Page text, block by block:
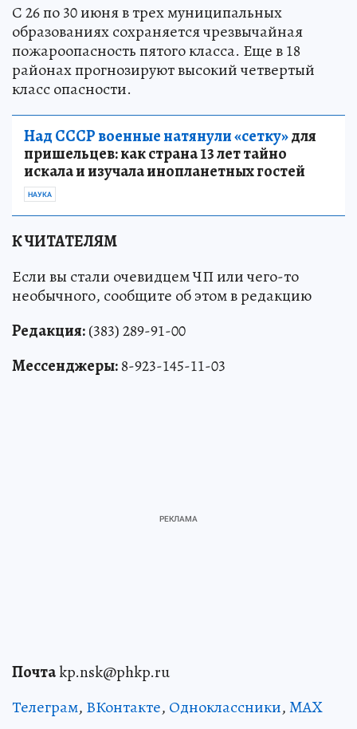
С 26 по 30 июня в трех муниципальных
образованиях сохраняется чрезвычайная
пожароопасность пятого класса. Еще в 18
районах прогнозируют высокий четвертый
класс опасности.
Над СССР военные натянули «сетку»для
пришельцев: как страна 13 лет тайно
искала и изучала инопланетных гостей
НАУКА
К ЧИТАТЕЛЯМ
Если вы стали очевидцем ЧП или чего-то
необычного, сообщите об этом в редакцию
Редакция:(383) 289-91-00
Мессенджеры:8-923-145-11-03
Почтаkp.nsk@phkp.ru
Телеграм, ВКонтакте, Одноклассники,MAX